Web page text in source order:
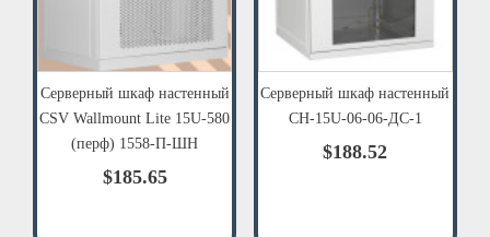
Серверный шкаф настенный
CSV Wallmount Lite 15U-580
(перф) 1558-П-ШН
$185.65
Серверный шкаф настенный
СН-15U-06-06-ДС-1
$188.52